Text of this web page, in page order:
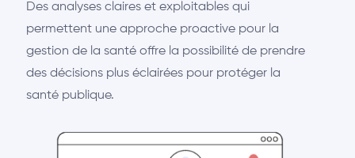
Des analyses claires et exploitables qui
permettent une approche proactive pour la
gestion de la santé offre la possibilité de prendre
des décisions plus éclairées pour protéger la
santé publique.